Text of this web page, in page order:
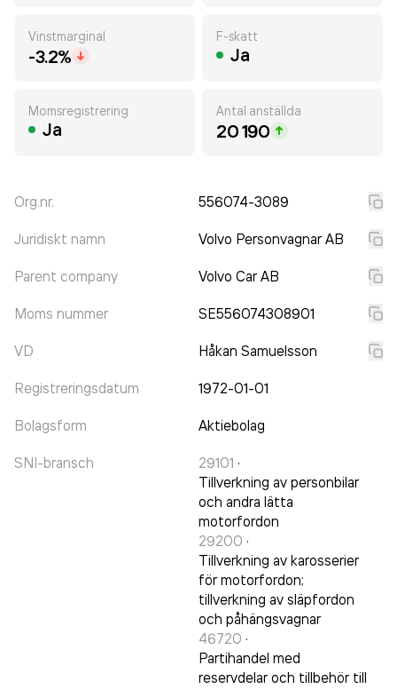
Vinstmarginal
-3.2%
F-skatt
Ja
Momsregistrering
Ja
Antal anställda
20 190
Org.nr. 556074-3089
Juridiskt namn Volvo Personvagnar AB
Parent company Volvo Car AB
Moms nummer SE556074308901
VD Håkan Samuelsson
Registreringsdatum 1972-01-01
Bolagsform Aktiebolag
SNI-bransch 29101 ·
Tillverkning av personbilar
och andra lätta
motorfordon
29200 ·
Tillverkning av karosserier
för motorfordon;
tillverkning av släpfordon
och påhängsvagnar
46720 ·
Partihandel med
reservdelar och tillbehör till